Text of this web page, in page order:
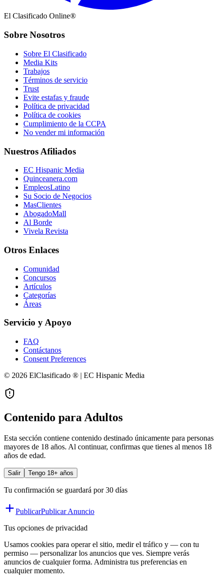
El Clasificado Online®
Sobre Nosotros
Sobre El Clasificado
Media Kits
Trabajos
Términos de servicio
Trust
Evite estafas y fraude
Política de privacidad
Política de cookies
Cumplimiento de la CCPA
No vender mi información
Nuestros Afiliados
EC Hispanic Media
Quinceanera.com
EmpleosLatino
Su Socio de Negocios
MasClientes
AbogadoMall
Al Borde
Vivela Revista
Otros Enlaces
Comunidad
Concursos
Artículos
Categorías
Áreas
Servicio y Apoyo
FAQ
Contáctanos
Consent Preferences
© 2026 ElClasificado ® | EC Hispanic Media
Contenido para Adultos
Esta sección contiene contenido destinado únicamente para personas
mayores de 18 años. Al continuar, confirmas que tienes al menos 18
años de edad.
Salir Tengo 18+ años
Tu confirmación se guardará por 30 días
PublicarPublicar Anuncio
Tus opciones de privacidad
Usamos cookies para operar el sitio, medir el tráfico y — con tu
permiso — personalizar los anuncios que ves. Siempre verás
anuncios de cualquier forma. Administra tus preferencias en
cualquier momento.